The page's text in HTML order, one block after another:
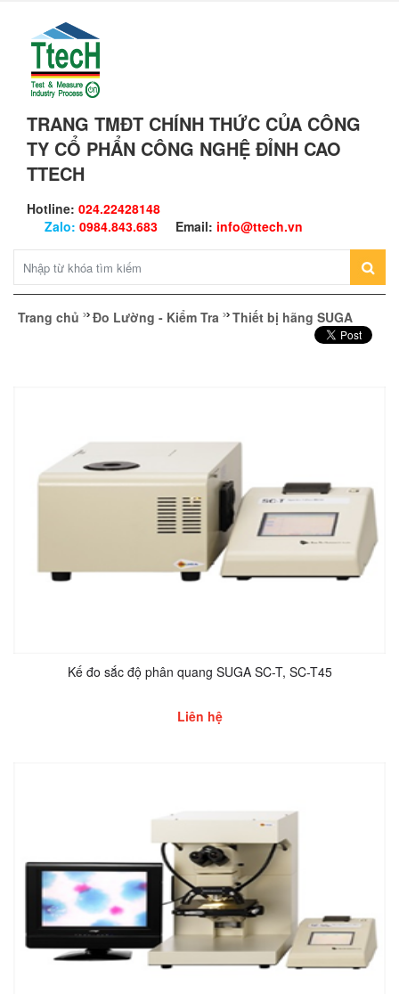
TRANG TMĐT CHÍNH THỨC CỦA CÔNG
TY CỔ PHẨN CÔNG NGHỆ ĐỈNH CAO
TTECH
Hotline: 024.22428148
Zalo: 0984.843.683 Email: info@ttech.vn
Trang chủ Đo Lường - Kiểm Tra Thiết bị hãng SUGA
Kế đo sắc độ phân quang SUGA SC-T, SC-T45
Liên hệ